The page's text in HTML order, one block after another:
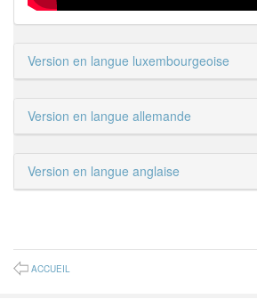
Version en langue luxembourgeoise
Version en langue allemande
Version en langue anglaise
ACCUEIL